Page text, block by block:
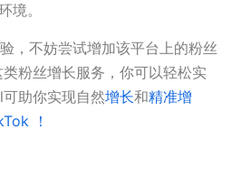
境。
，不妨尝试增加该平台上的粉丝
粉丝增长服务，你可以轻松实
助你实现自然增长和精准增
！